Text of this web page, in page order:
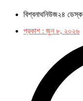
বিশ্বনাথনিউজ২৪ ডেস্ক
প্রকাশ : জুন ৮, ২০২৬